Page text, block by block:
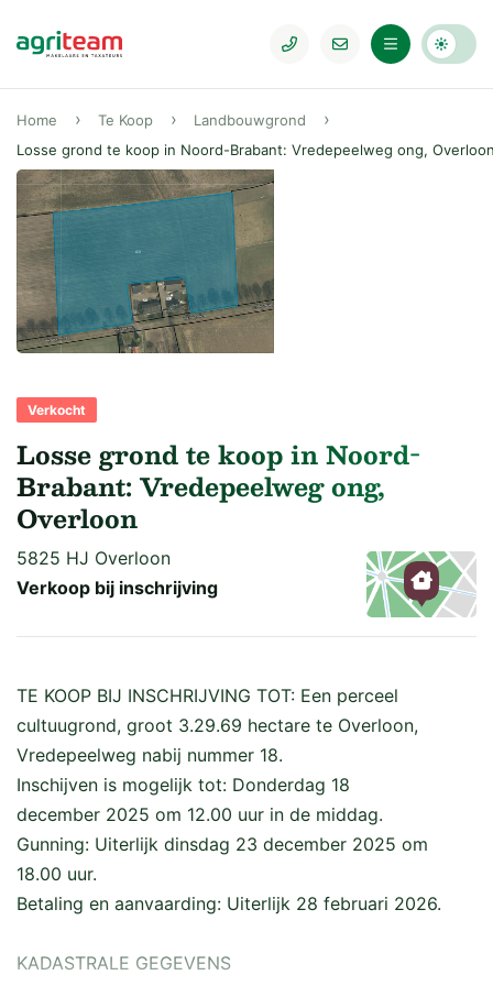
Home Te Koop
Landbouwgrond
Losse grond te koop in Noord-Brabant: Vredepeelweg ong,
Kaart
Verkocht
Losse grond te koop in Noord-
Brabant: Vredepeelweg ong,
Overloon
5825 HJ Overloon
Verkoop bij inschrijving
TE KOOP BIJ INSCHRIJVING TOT: Een perceel
cultuugrond, groot 3.29.69 hectare te Overloon,
Vredepeelweg nabij nummer 18.
Inschijven is mogelijk tot: Donderdag 18
december 2025 om 12.00 uur in de middag.
Gunning: Uiterlijk dinsdag 23 december 2025 om
18.00 uur.
Betaling en aanvaarding: Uiterlijk 28 februari 2026.
KADASTRALE GEGEVENS